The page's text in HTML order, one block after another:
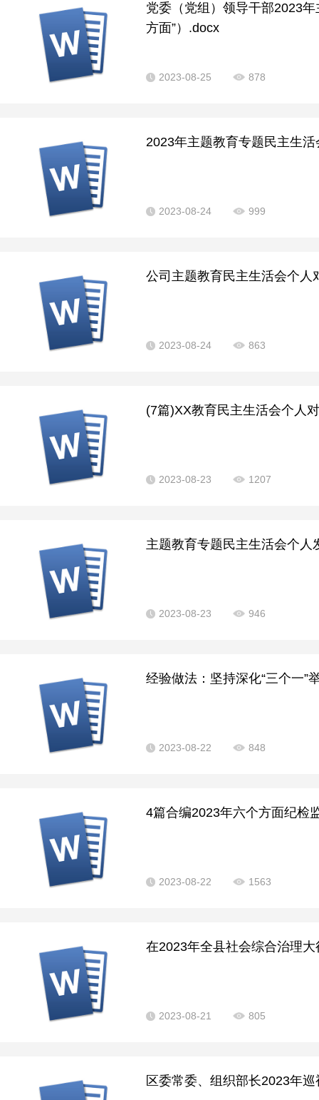
党委（党组）领导干部2023
方面”）.docx
2023-08-25 878
2023年主题教育专题民主生
2023-08-24 999
公司主题教育民主生活会个人
2023-08-24 863
(7篇)XX教育民主生活会个人
2023-08-23 1207
主题教育专题民主生活会个
2023-08-23 946
经验做法：坚持深化“三个一”
2023-08-22 848
4篇合编2023年六个方面纪检
2023-08-22 1563
在2023年全县社会综合治理
2023-08-21 805
区委常委、组织部长2023年